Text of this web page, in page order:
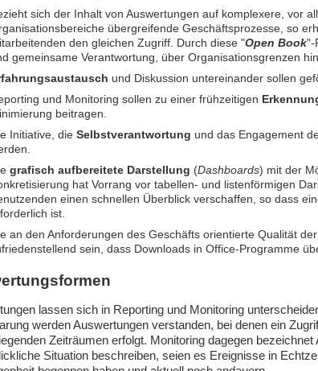
sich der Inhalt von Auswertungen auf komplexere, vor
übergreifende Geschäftsprozesse, so
den gleichen Zugriff. Durch diese "Open Book"-
gemeinsame Verantwortung, über Organisationsgrenzen
und Diskussion untereinander sollen
und Monitoring sollen zu einer frühzeitigen
beitragen.
Initiative, die Selbstverantwortung und das Engagement
grafisch aufbereitete Darstellung (Dashboards) mit der
hat Vorrang vor tabellen- und listenförmigen
einen schnellen Überblick verschaffen, so dass
ist.
an den Anforderungen des Geschäfts orientierte Qualität
sein, dass Downloads in Office-Programme
lassen sich in Reporting und Monitoring
werden Auswertungen verstanden, bei denen ein
Zeiträumen erfolgt. Monitoring dagegen
Situation beschreiben, seien es Ereignisse in